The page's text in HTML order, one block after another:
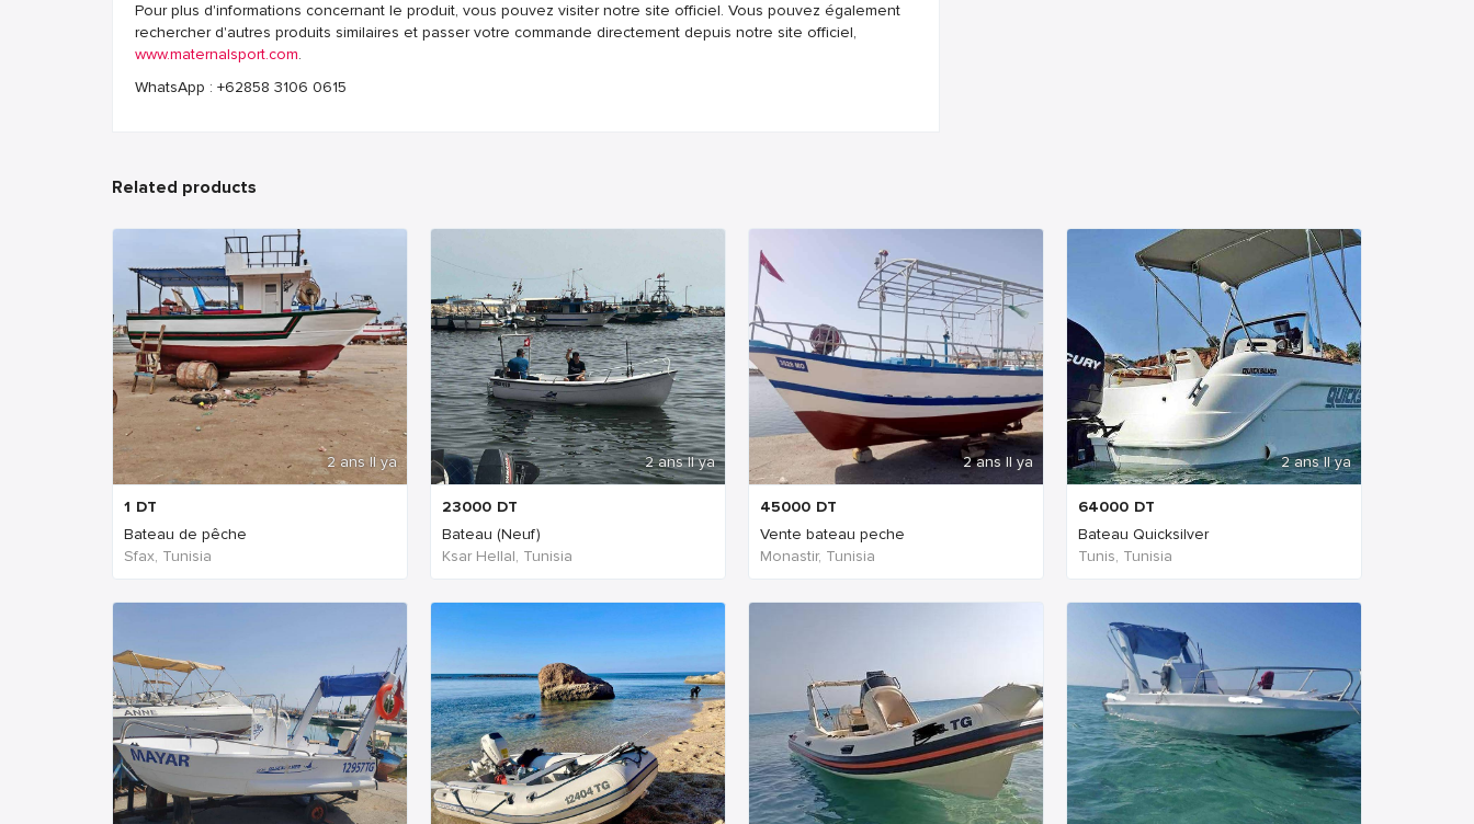
Pour plus d'informations concernant le produit, vous pouvez visiter notre site officiel. Vous pouvez également
rechercher d'autres produits similaires et passer votre commande directement depuis notre site officiel,
www.maternalsport.com.
WhatsApp : +62858 3106 0615
Related products
2 ans Il ya
1 DT
Bateau de pêche
Sfax, Tunisia
2 ans Il ya
23000 DT
Bateau (Neuf)
Ksar Hellal, Tunisia
2 ans Il ya
45000 DT
Vente bateau peche
Monastir, Tunisia
2 ans Il ya
64000 DT
Bateau Quicksilver
Tunis, Tunisia